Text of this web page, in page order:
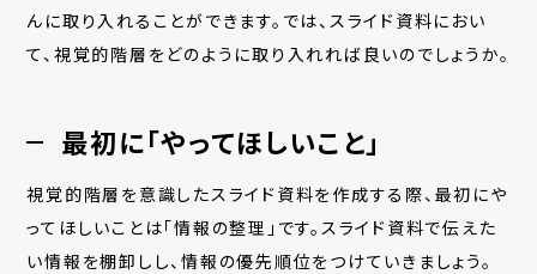
んに取り入れることができます。では、スライド資料におい
て、視覚的階層をどのように取り入れれば良いのでしょうか。
最初に「やってほしいこと」
視覚的階層を意識したスライド資料を作成する際、最初にや
ってほしいことは「情報の整理」です。スライド資料で伝えた
い情報を棚卸しし、情報の優先順位をつけていきましょう。